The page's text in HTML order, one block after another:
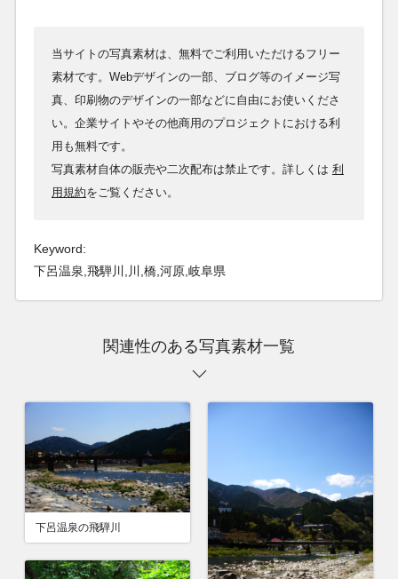
当サイトの写真素材は、無料でご利用いただけるフリー
素材です。Webデザインの一部、ブログ等のイメージ写
真、印刷物のデザインの一部などに自由にお使いくださ
い。企業サイトやその他商用のプロジェクトにおける利
用も無料です。
写真素材自体の販売や二次配布は禁止です。詳しくは 利
用規約をご覧ください。
Keyword:
下呂温泉,飛騨川,川,橋,河原,岐阜県
関連性のある写真素材一覧
下呂温泉の飛騨川